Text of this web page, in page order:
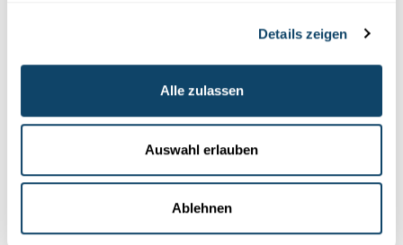
Details zeigen
Alle zulassen
Auswahl erlauben
Ablehnen